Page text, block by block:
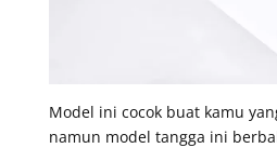
Model ini cocok buat kamu
namun model tangga ini